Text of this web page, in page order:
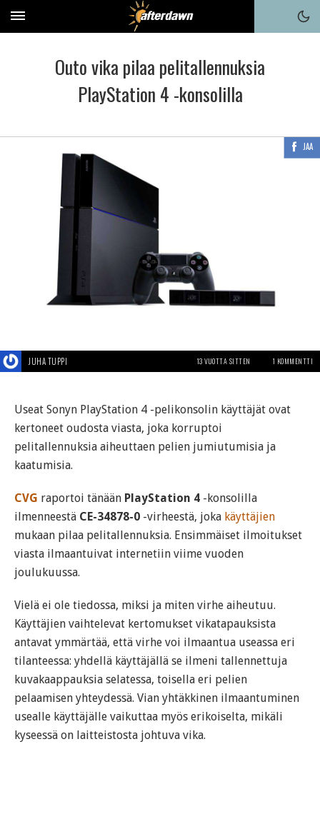
Outo vika pilaa pelitallennuksia
PlayStation 4 -konsolilla
JAA
JUHA TUPPI 13 VUOTTA SITTEN 1 KOMMENTTI
Useat Sonyn PlayStation 4 -pelikonsolin käyttäjät ovat
kertoneet oudosta viasta, joka korruptoi
pelitallennuksia aiheuttaen pelien jumiutumisia ja
kaatumisia.
CVG raportoi tänään PlayStation 4 -konsolilla
ilmenneestä CE-34878-0 -virheestä, joka käyttäjien
mukaan pilaa pelitallennuksia. Ensimmäiset ilmoitukset
viasta ilmaantuivat internetiin viime vuoden
joulukuussa.
Vielä ei ole tiedossa, miksi ja miten virhe aiheutuu.
Käyttäjien vaihtelevat kertomukset vikatapauksista
antavat ymmärtää, että virhe voi ilmaantua useassa eri
tilanteessa: yhdellä käyttäjällä se ilmeni tallennettuja
kuvakaappauksia selatessa, toisella eri pelien
pelaamisen yhteydessä. Vian yhtäkkinen ilmaantuminen
usealle käyttäjälle vaikuttaa myös erikoiselta, mikäli
kyseessä on laitteistosta johtuva vika.